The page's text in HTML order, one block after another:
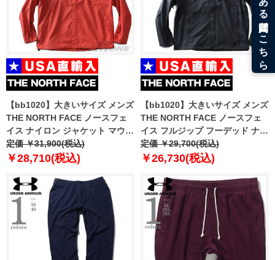
【bb1020】大きいサイズ メンズ
THE NORTH FACE ノースフェ
イス ナイロン ジャケット マウン
テンパーカー ANTORA JACKET
USA直輸入 nf0a7qey-ubr
定価 ￥31,900(税込)
￥28,710(税込)
【bb1020】大きいサイズ メンズ
THE NORTH FACE ノースフェ
イス フルジップ フーデッド ナイ
ロン ジャケット M VENTURE 2
JACKET USA直輸入 nf0a2vd3-
定価 ￥29,700(税込)
￥26,730(税込)